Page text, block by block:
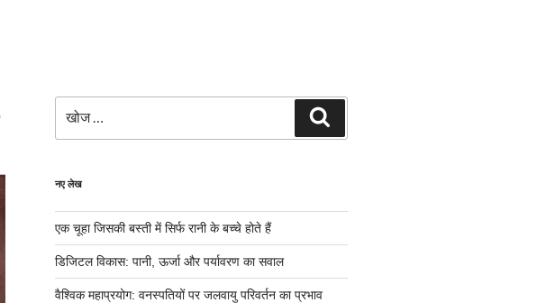
नए लेख
एक चूहा जिसकी बस्ती में सिर्फ रानी के बच्चे होते हैं
डिजिटल विकास: पानी, ऊर्जा और पर्यावरण का सवाल
वैश्विक महाप्रयोग: वनस्पतियों पर जलवायु परिवर्तन का प्रभाव